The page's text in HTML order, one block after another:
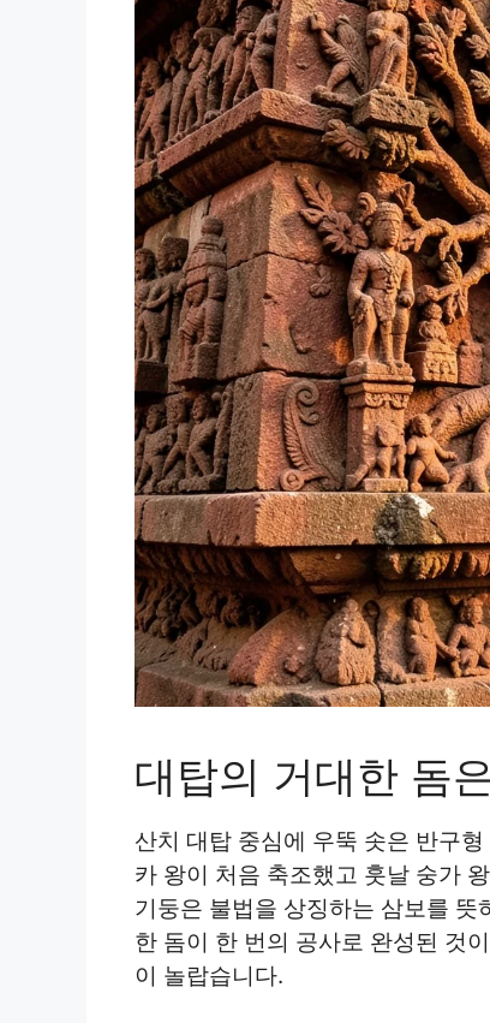
대탑의 거대한 돔
산치 대탑 중심에 우뚝 솟은 반구
카 왕이 처음 축조했고 훗날 숭가
기둥은 불법을 상징하는 삼보를
한 돔이 한 번의 공사로 완성된 것
이 놀랍습니다.